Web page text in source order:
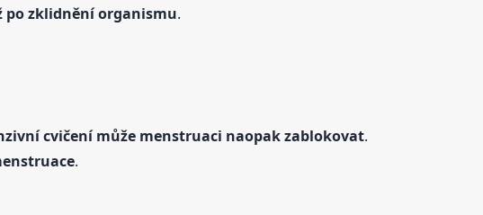
po zklidnění organismu.
cvičení může menstruaci naopak zablokovat.
.